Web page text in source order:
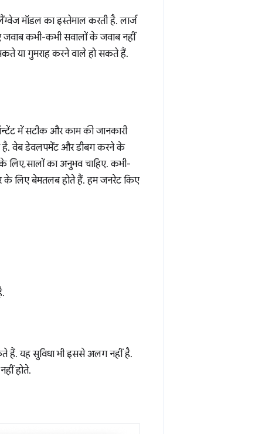
मॉडल का इस्तेमाल करती है. लार्ज
कभी-कभी सवालों के जवाब नहीं
या गुमराह करने वाले हो सकते हैं.
में सटीक और काम की जानकारी
है. वेब डेवलपमेंट और डीबग करने के
सालों का अनुभव चाहिए. कभी-
के लिए बेमतलब होते हैं. हम जनरेट किए
हैं. यह सुविधा भी इससे अलग नहीं है.
होते.